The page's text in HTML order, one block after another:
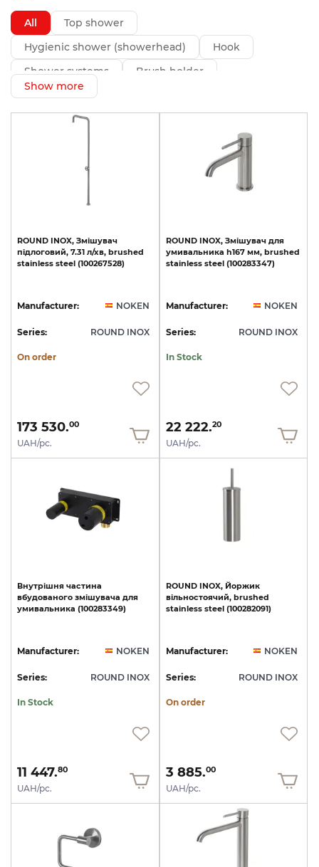
All
Top shower
Hygienic shower (showerhead)
Hook
Shower systems
Brush holder
Handheld showerhead (spray)
Holder for paper
other
Bathtub mixer
Basin drain valve
Show more
ROUND INOX, Змішувач
підлоговий, 7.31 л/хв, brushed
stainless steel (100267528)
Manufacturer: NOKEN
Series: ROUND INOX
On order
173 530.00
UAH/pc.
ROUND INOX, Змішувач для
умивальника h167 мм, brushed
stainless steel (100283347)
Manufacturer: NOKEN
Series: ROUND INOX
In Stock
22 222.20
UAH/pc.
Внутрішня частина
вбудованого змішувача для
умивальника (100283349)
Manufacturer: NOKEN
Series: ROUND INOX
In Stock
11 447.80
UAH/pc.
ROUND INOX, Йоржик
вільностоячий, brushed
stainless steel (100282091)
Manufacturer: NOKEN
Series: ROUND INOX
On order
3 885.00
UAH/pc.